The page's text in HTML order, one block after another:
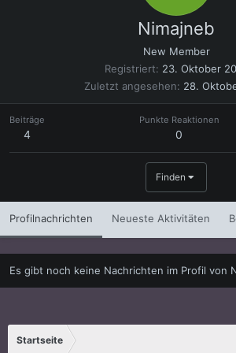
Nimajneb
New Member
Registriert
23. Oktober
Zuletzt angesehen
28.
Beiträge
4
Punkte Reaktionen
0
Finden
Profilnachrichten Neueste Aktivitäten
Es gibt noch keine Nachrichten im Profil von
Startseite